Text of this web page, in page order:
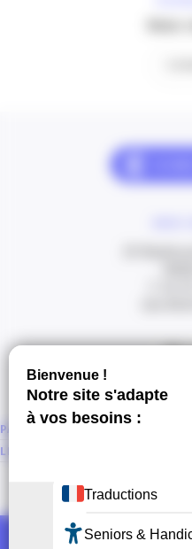
PAGES
LIENS CONNEXES